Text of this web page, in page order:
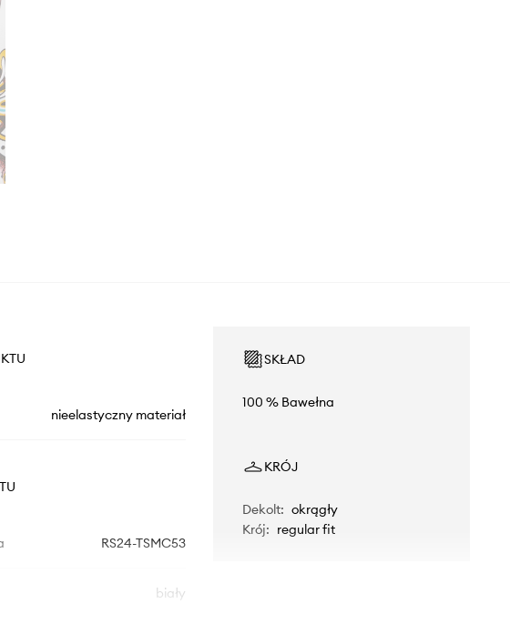
nieelastyczny materiał
RS24-TSMC53
biały
SKŁAD
100 % Bawełna
KRÓJ
Dekolt: okrągły
Krój: regular fit